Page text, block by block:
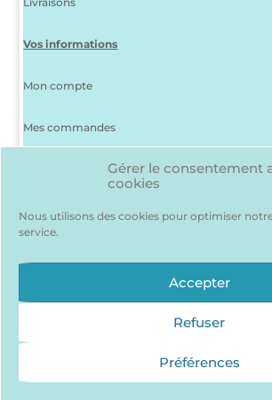
Gérer le consentement
cookies
Nous utilisons des cookies pour optimiser
service.
Accepter
Refuser
Préférences
Vos informations
Mon compte
Mes commandes
J’ai perdu mon mot de passe
Déconnexion
Des produits me plaisent mais je suis indécis(e)
problème, pour les garder en mémoire…
J’accède à ma liste d’envie !